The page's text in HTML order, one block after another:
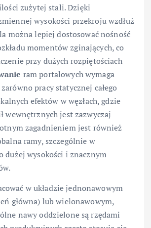
zużytej stali. Dzięki
wysokości przekroju wzdłuż
można lepiej dostosować nośność
momentów zginających, co
przy dużych rozpiętościach
ram portalowych wymaga
pracy statycznej całego
efektów w węzłach, gdzie
wewnętrznych jest zazwyczaj
zagadnieniem jest również
ramy, szczególnie w
dużej wysokości i znacznym
w układzie jednonawowym
główna) lub wielonawowym,
nawy oddzielone są rzędami